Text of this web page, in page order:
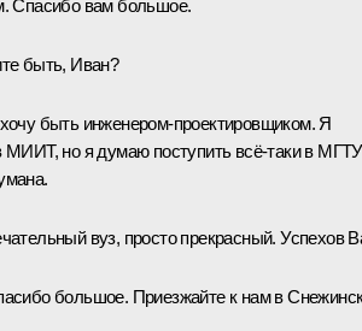
Спасибо вам большое.
быть, Иван?
быть инженером-проектировщиком. Я
МИИТ, но я думаю поступить всё-таки в МГТУ
вуз, просто прекрасный. Успехов
большое. Приезжайте к нам в